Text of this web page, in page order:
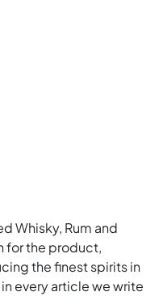
Whisky, Rum and
for the product,
the finest spirits in
every article we write